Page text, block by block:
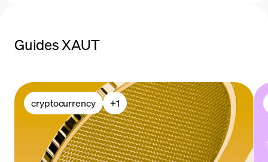
Guides XAUT
cryptocurrency +1